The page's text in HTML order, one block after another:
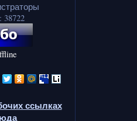
38722
ссылках